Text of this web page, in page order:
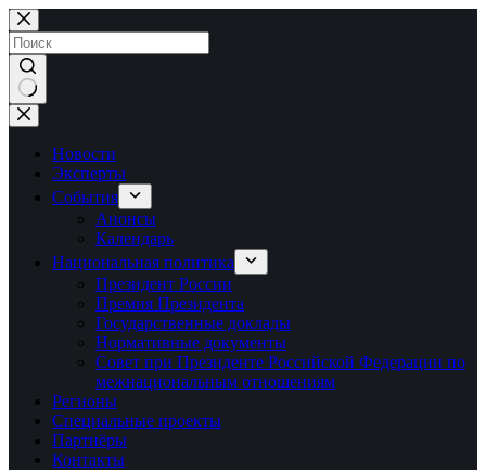
Перейти
к
сути
Ничего
не
найденоНовости
Эксперты
События
Анонсы
Календарь
Национальная политика
Президент России
Премия Президента
Государственные доклады
Нормативные документы
Совет при Президенте Российской Федерации по
межнациональным отношениям
Регионы
Специальные проекты
Партнёры
Контакты